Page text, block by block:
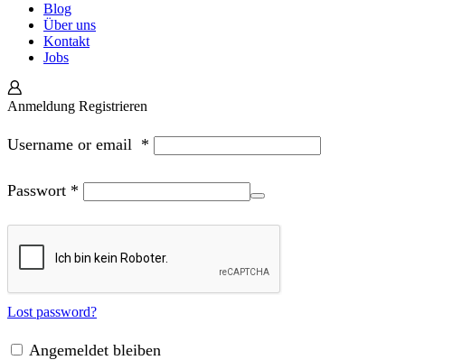
Blog
Über uns
Kontakt
Jobs
Anmeldung Registrieren
Username or email *
Passwort *
Lost password?
Angemeldet bleiben